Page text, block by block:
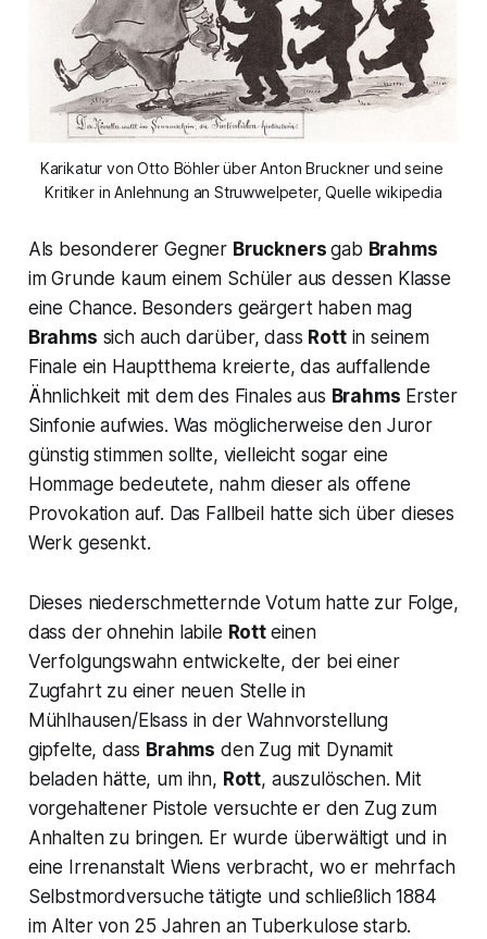
Karikatur von Otto Böhler über Anton Bruckner und seine
Kritiker in Anlehnung an Struwwelpeter, Quelle wikipedia
Als besonderer Gegner Brucknersgab Brahms
im Grunde kaum einem Schüler aus dessen Klasse
eine Chance. Besonders geärgert haben mag
Brahms sich auch darüber, dass Rottin seinem
Finale ein Hauptthema kreierte, das auffallende
Ähnlichkeit mit dem des Finales aus Brahms Erster
Sinfonie aufwies. Was möglicherweise den Juror
günstig stimmen sollte, vielleicht sogar eine
Hommage bedeutete, nahm dieser als offene
Provokation auf. Das Fallbeil hatte sich über dieses
Werk gesenkt.
Dieses niederschmetternde Votum hatte zur Folge,
dass der ohnehin labile Rott einen
Verfolgungswahn entwickelte, der bei einer
Zugfahrt zu einer neuen Stelle in
Mühlhausen/Elsass in der Wahnvorstellung
gipfelte, dass Brahms den Zug mit Dynamit
beladen hätte, um ihn, Rott, auszulöschen. Mit
vorgehaltener Pistole versuchte er den Zug zum
Anhalten zu bringen. Er wurde überwältigt und in
eine Irrenanstalt Wiens verbracht, wo er mehrfach
Selbstmordversuche tätigte und schließlich 1884
im Alter von 25 Jahren an Tuberkulose starb.